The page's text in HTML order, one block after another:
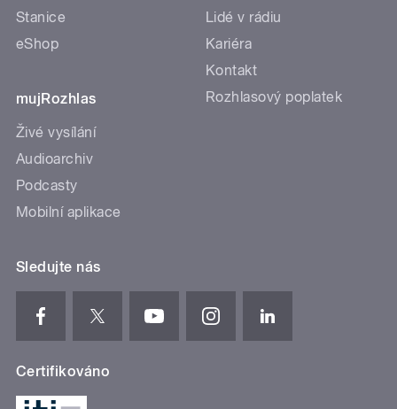
Stanice
eShop
mujRozhlas
Živé vysílání
Audioarchiv
Podcasty
Mobilní aplikace
Lidé v rádiu
Kariéra
Kontakt
Rozhlasový poplatek
Sledujte nás
Certifikováno